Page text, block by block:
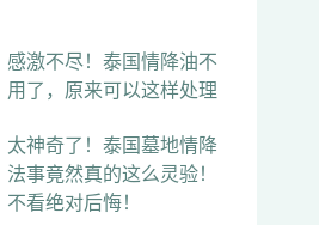
感激不尽！泰国情降油不
用了，原来可以这样处理
太神奇了！泰国墓地情降
法事竟然真的这么灵验！
不看绝对后悔！